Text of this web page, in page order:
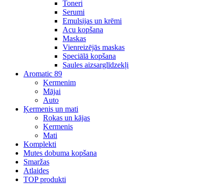
Toneri
Serumi
Emulsijas un krēmi
Acu kopšana
Maskas
Vienreizējās maskas
Speciālā kopšana
Saules aizsarglīdzekļi
Aromatic 89
Ķermenim
Mājai
Auto
Ķermenis un mati
Rokas un kājas
Ķermenis
Mati
Komplekti
Mutes dobuma kopšana
Smaržas
Atlaides
TOP produkti